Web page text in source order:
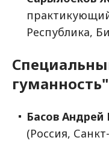
Республика,
Басов Андрей
(Россия,